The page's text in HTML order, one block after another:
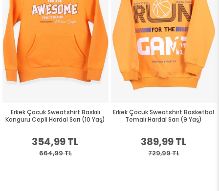
Erkek Çocuk Sweatshirt Baskılı
Kanguru Cepli Hardal Sarı (10 Yaş)
354,99 TL
664,99 TL
Erkek Çocuk Sweatshirt Basketbol
Temalı Hardal Sarı (9 Yaş)
389,99 TL
729,99 TL